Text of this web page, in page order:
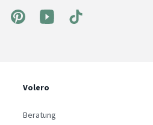
Volero
Beratung